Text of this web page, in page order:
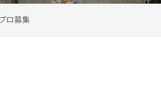
ロ募集